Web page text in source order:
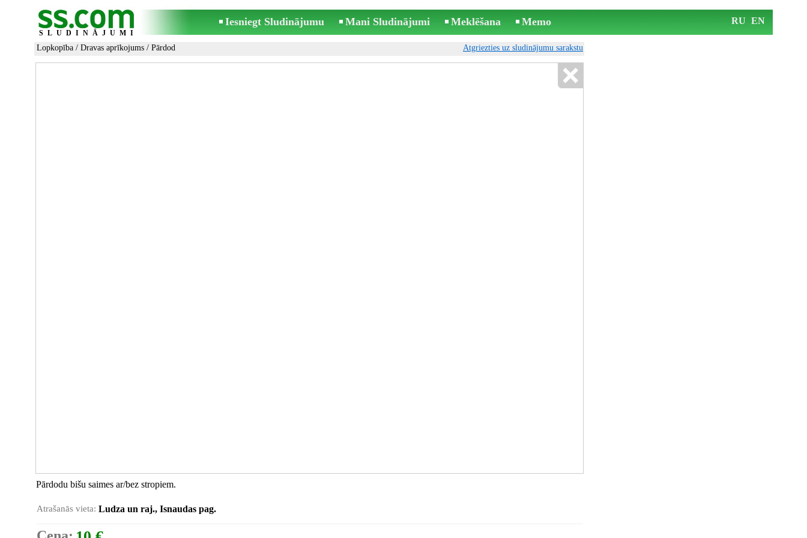
SLUDINĀJUMI
Iesniegt Sludinājumu Mani Sludinājumi Meklēšana Memo RU EN
Lopkopība / Dravas aprīkojums / Pārdod Atgriezties uz sludinājumu sarakstu
Pārdodu bišu saimes ar/bez stropiem.
Atrašanās vieta: Ludza un raj., Isnaudas pag.